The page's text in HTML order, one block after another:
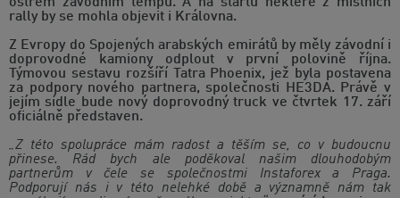
ostrém závodním tempu. A na startu některé z místních
rally by se mohla objevit i Královna.
Z Evropy do Spojených arabských emirátů by měly závodní i
doprovodné kamiony odplout v první polovině října.
Týmovou sestavu rozšíří Tatra Phoenix, jež byla postavena
za podpory nového partnera, společnosti HE3DA. Právě v
jejím sídle bude nový doprovodný truck ve čtvrtek 17. září
oficiálně představen.
„Z této spolupráce mám radost a těším se, co v budoucnu
přinese. Rád bych ale poděkoval našim dlouhodobým
partnerům v čele se společnostmi Instaforex a Praga.
Podporují nás i v této nelehké době a významně nám tak